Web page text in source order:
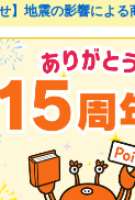
せ】地震の影響によ